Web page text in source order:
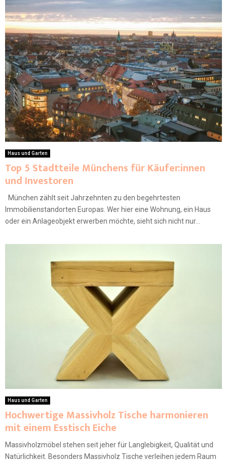
Haus und Garten
Top 5 Stadtteile Münchens für Käufer:innen
und Investoren
München zählt seit Jahrzehnten zu den begehrtesten
Immobilienstandorten Europas. Wer hier eine Wohnung, ein Haus
oder ein Anlageobjekt erwerben möchte, sieht sich nicht nur...
Haus und Garten
Hochwertige Massivholz Tische harmonieren
mit einem Esstisch Eiche
Massivholzmöbel stehen seit jeher für Langlebigkeit, Qualität und
Natürlichkeit. Besonders Massivholz Tische verleihen jedem Raum